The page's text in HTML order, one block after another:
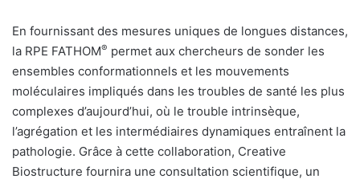
En fournissant des mesures uniques de longues distances,
la RPE FATHOM® permet aux chercheurs de sonder les
ensembles conformationnels et les mouvements
moléculaires impliqués dans les troubles de santé les plus
complexes d’aujourd’hui, où le trouble intrinsèque,
l’agrégation et les intermédiaires dynamiques entraînent la
pathologie. Grâce à cette collaboration, Creative
Biostructure fournira une consultation scientifique, un